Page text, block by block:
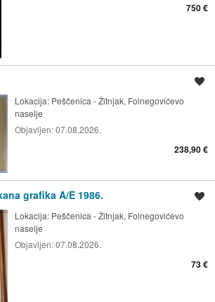
750 €
Lokacija: Peščenica - Žitnjak, Folnegovićevo
naselje
Objavljen:07.08.2026.
238,90 €
grafika A/E 1986.
Lokacija: Peščenica - Žitnjak, Folnegovićevo
naselje
Objavljen:07.08.2026.
73 €